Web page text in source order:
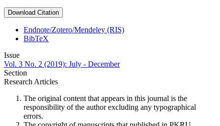
Download Citation
Endnote/Zotero/Mendeley (RIS)
BibTeX
Issue
Vol. 3 No. 2 (2019): July - December
Section
Research Articles
The original content that appears in this journal is the
responsibility of the author excluding any typographical
errors.